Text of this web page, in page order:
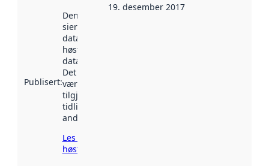
Publisert:
Denne datoen
sier når
datasettet ble
høstet av
data.norge.no.
Det kan ha
vært
tilgjengelig
tidligere
andre steder.
Les mer om
høsting her
19. desember 2017